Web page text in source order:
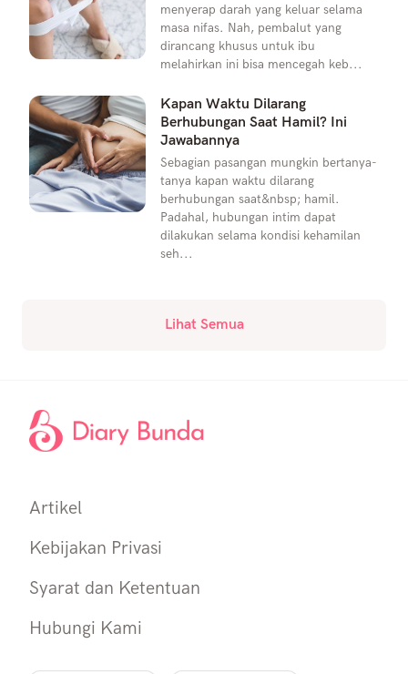
menyerap darah yang keluar selama
masa nifas. Nah, pembalut yang
dirancang khusus untuk ibu
melahirkan ini bisa mencegah keb...
Kapan Waktu Dilarang
Berhubungan Saat Hamil? Ini
Jawabannya
Sebagian pasangan mungkin bertanya-
tanya kapan waktu dilarang
berhubungan saat&nbsp; hamil.
Padahal, hubungan intim dapat
dilakukan selama kondisi kehamilan
seh...
Lihat Semua
Artikel
Kebijakan Privasi
Syarat dan Ketentuan
Hubungi Kami